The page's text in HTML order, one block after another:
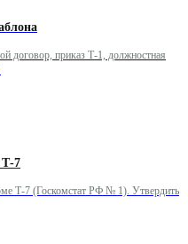
договор, приказ Т-1, должностная
7
Т-7 (Госкомстат РФ № 1). Утвердить